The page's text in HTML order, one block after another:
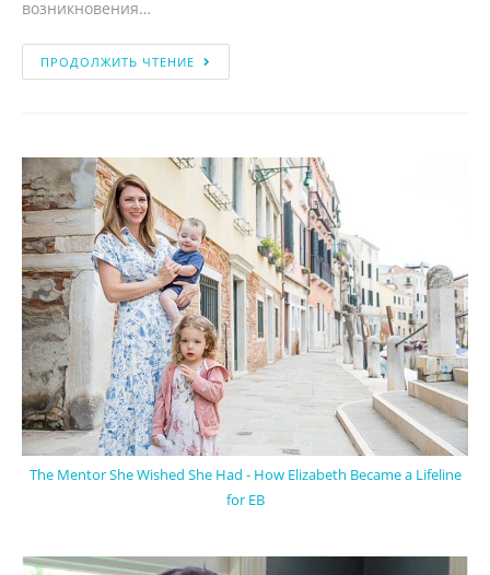
возникновения…
ПРОДОЛЖИТЬ ЧТЕНИЕ
The Mentor She Wished She Had - How Elizabeth Became a Lifeline
for EB